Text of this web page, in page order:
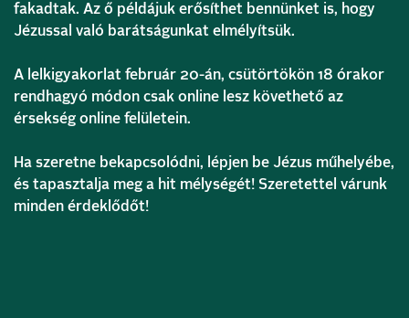
fakadtak. Az ő példájuk erősíthet bennünket is, hogy
Jézussal való barátságunkat elmélyítsük.
A lelkigyakorlat február 20-án, csütörtökön 18 órakor
rendhagyó módon csak online lesz követhető az
érsekség online felületein.
Ha szeretne bekapcsolódni, lépjen be Jézus műhelyébe,
és tapasztalja meg a hit mélységét! Szeretettel várunk
minden érdeklődőt!